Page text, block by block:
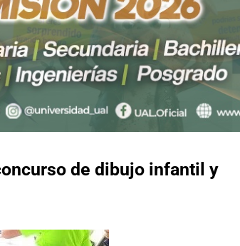
de dibujo infantil y